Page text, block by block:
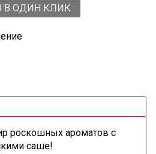
В ОДИН КЛИК
роскошных ароматов с
саше!